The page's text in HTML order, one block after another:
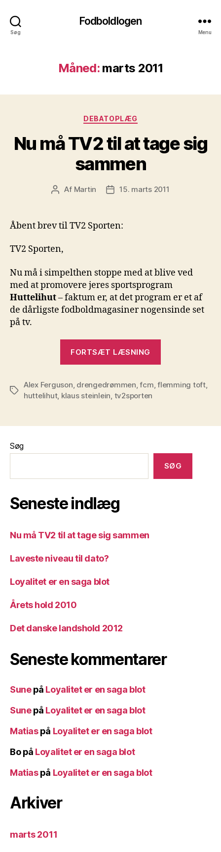
Søg
Fodboldlogen
Menu
Måned: marts 2011
Kategorier
DEBATOPLÆG
Nu må TV2 til at tage sig
sammen
Indlægsforfatter
Af Martin Indlægsdato
15. marts 2011
Åbent brev til TV2 Sporten:
TV2 Sporten,
Nu må i simpelthen stoppe med at blive ved
med at promovere jeres sportsprogram
Huttelihut– faktum er, at det program er et af
de dårligste fodboldmagasiner nogensinde set
på tv.
FORTSÆT LÆSNING
til
sig
Tags
Alex Ferguson, drengedrømmen,fcm,flemming toft,
huttelihut, klaus steinlein, tv2sporten
Søg
SØG
Seneste indlæg
Nu må TV2 til at tage sig sammen
Laveste niveau til dato?
Loyalitet er en saga blot
Årets hold 2010
Det danske landshold 2012
Seneste kommentarer
Sunepå Loyalitet er en saga blot
Sunepå Loyalitet er en saga blot
Matiaspå Loyalitet er en saga blot
Bopå Loyalitet er en saga blot
Matiaspå Loyalitet er en saga blot
Arkiver
marts 2011